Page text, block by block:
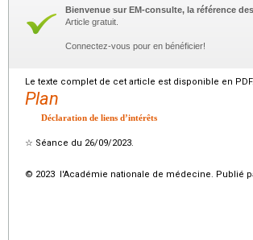
Bienvenue sur EM-consulte, la référence
Article gratuit.
Connectez-vous pour en bénéficier!
Le texte complet de cet article est disponible en PDF.
Plan
Déclaration de liens d’intérêts
☆ Séance du 26/09/2023.
© 2023 l'Académie nationale de médecine. Publié